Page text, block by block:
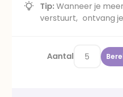
Tip:Wanneer je
verstuurt, ontvang
Aantal